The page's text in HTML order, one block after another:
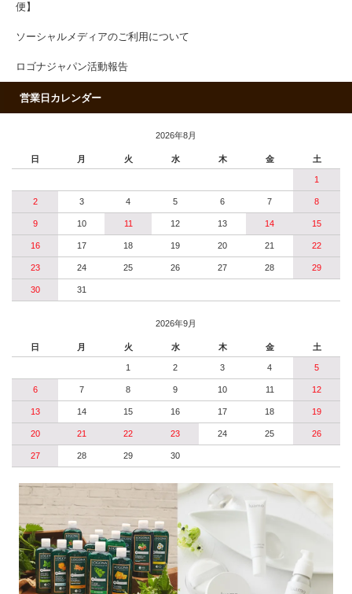
便】
ソーシャルメディアのご利用について
ロゴナジャパン活動報告
営業日カレンダー
2026年8月
日 月 火 水 木 金 土
1
2 3 4 5 6 7 8
9 10 11 12 13 14 15
16 17 18 19 20 21 22
23 24 25 26 27 28 29
30 31
2026年9月
日 月 火 水 木 金 土
1 2 3 4 5
6 7 8 9 10 11 12
13 14 15 16 17 18 19
20 21 22 23 24 25 26
27 28 29 30